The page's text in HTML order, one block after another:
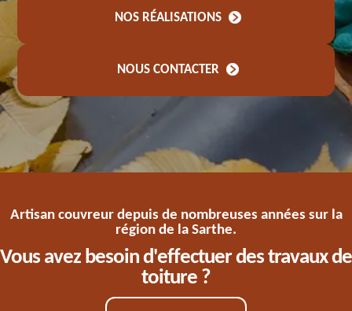
NOS RÉALISATIONS
NOUS CONTACTER
Artisan couvreur depuis de nombreuses années sur la
région de la Sarthe.
Vous avez besoin d'effectuer des travaux de
toiture ?